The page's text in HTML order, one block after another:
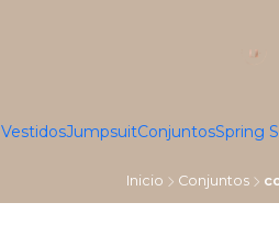
VestidosJumpsuitConjuntosSpring
Inicio Conjuntos